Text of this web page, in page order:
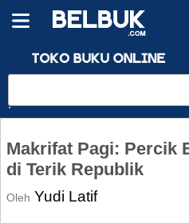
Makrifat Pagi: Percik
di Terik Republik
Oleh Yudi Latif